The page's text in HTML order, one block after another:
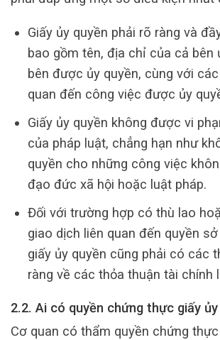
Giấy ủy quyền phải rõ ràng và
bao gồm tên, địa chỉ của cả bên
bên được ủy quyền, cùng với
quan đến công việc được ủy
Giấy ủy quyền không được vi
của pháp luật, chẳng hạn như
quyền cho những công việc
đạo đức xã hội hoặc luật pháp.
Đối với trường hợp có thù lao
giao dịch liên quan đến quyền
giấy ủy quyền cũng phải có các
ràng về các thỏa thuận tài chính
2.2. Ai có quyền chứng thực giấy ủy
Cơ quan có thẩm quyền chứng